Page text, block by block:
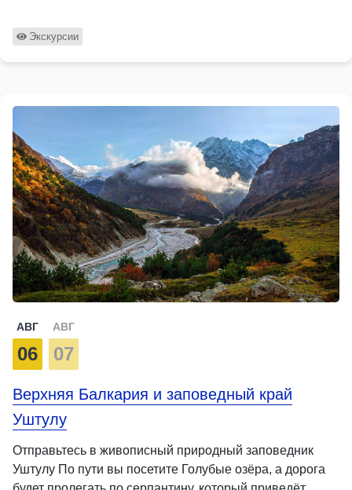
Экскурсии
АВГ
06
АВГ
07
Верхняя Балкария и заповедный край
Уштулу
Отправьтесь в живописный природный заповедник
Уштулу По пути вы посетите Голубые озёра, а дорога